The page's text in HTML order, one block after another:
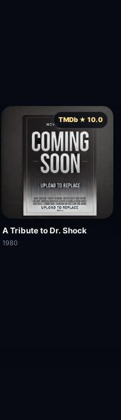
TMDb ★ 10.0
A Tribute to Dr. Shock
1980